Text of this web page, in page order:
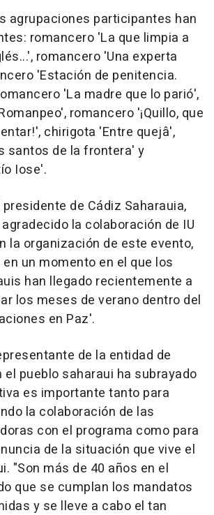
agrupaciones participantes han
romancero 'La que limpia a
romancero 'Una experta
'Estación de penitencia.
'La madre que lo parió',
romancero '¡Quillo, que
chirigota 'Entre quejâ',
santos de la frontera' y
Iose'.
de Cádiz Saharauia,
la colaboración de IU
la organización de este evento,
un momento en el que los
han llegado recientemente a
los meses de verano dentro del
en Paz'.
de la entidad de
pueblo saharaui ha subrayado
es importante tanto para
la colaboración de las
con el programa como para
de la situación que vive el
"Son más de 40 años en el
que se cumplan los mandatos
y se lleve a cabo el tan